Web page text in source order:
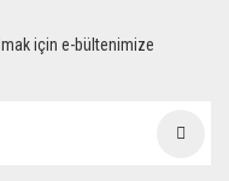
için e-bültenimize